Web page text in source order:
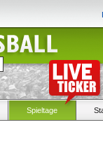
Spieltage